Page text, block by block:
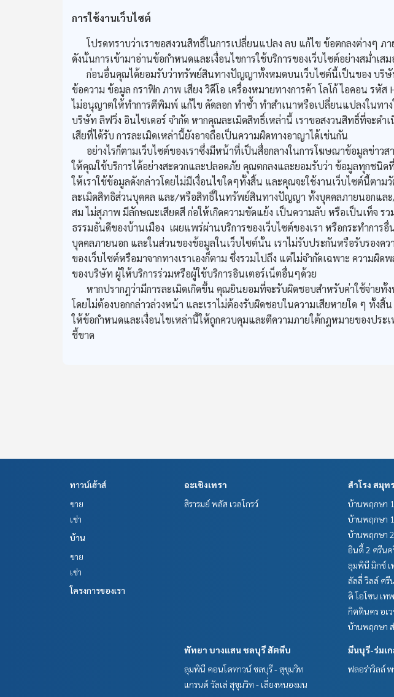
การใช้งานเว็บไซต์
โปรดทราบว่าเราขอสงวนสิทธิ์ในการเปลี่ยนแปลง ลบ แก้ไข ข้อตกลงต่างๆ ภ
ดังนั้นการเข้ามาอ่านข้อกำหนดและเงื่อนไขการใช้บริการของเว็บไซต์อย่างสม่ำเ
ก่อนอื่นคุณได้ยอมรับว่าทรัพย์สินทางปัญญาทั้งหมดบนเว็บไซต์นี้เป็นของ บริษัท
ข้อความ ข้อมูล กราฟิก ภาพ เสียง วิดีโอ เครื่องหมายทางการค้า โลโก้ ไอคอน
ไม่อนุญาตให้ทำการตีพิมพ์ แก้ไข คัดลอก ทำซ้ำ ทำสำเนาหรือเปลี่ยนแปลงในท
บริษัท ลิฟวิ่ง อินไซเดอร์ จำกัด หากคุณละเมิดสิทธิ์เหล่านี้ เราขอสงวนสิทธิ์ที่จะดำ
เสียที่ได้รับ การละเมิดเหล่านี้ยังอาจถือเป็นความผิดทางอาญาได้เช่นกัน
อย่างไรก็ตามเว็บไซต์ของเราซึ่งมีหน้าที่เป็นสื่อกลางในการโฆษณาข้อมูลข่าว
ให้คุณใช้บริการได้อย่างสะดวกและปลอดภัย คุณตกลงและยอมรับว่า ข้อมูลทุกชนิ
ให้เราใช้ข้อมูลดังกล่าวโดยไม่มีเงื่อนไขใดๆทั้งสิ้น และคุณจะใช้งานเว็บไซต์นี้ตา
ละเมิดสิทธิส่วนบุคคล และ/หรือสิทธิ์ในทรัพย์สินทางปัญญา ทั้งบุคคลภายนอกและ
สม ไม่สุภาพ มีลักษณะเสียดสี ก่อให้เกิดความขัดแย้ง เป็นความลับ หรือเป็นเท็จ
ธรรมอันดีของบ้านเมือง เผยแพร่ผ่านบริการของเว็บไซต์ของเรา หรือกระทำกา
บุคคลภายนอก และในส่วนของข้อมูลในเว็บไซต์นั้น เราไม่รับประกันหรือรับรองค
ของเว็บไซต์หรือมาจากทางเราเองก็ตาม ซึ่งรวมไปถึง แต่ไม่จำกัดเฉพาะ ความ
ของบริษัท ผู้ให้บริการร่วมหรือผู้ใช้บริการอินเตอร์เน็ตอื่นๆด้วย
หากปรากฎว่ามีการละเมิดเกิดขึ้น คุณยินยอมที่จะรับผิดชอบสำหรับค่าใช้จ่ายทั้ง
โดยไม่ต้องบอกกล่าวล่วงหน้า และเราไม่ต้องรับผิดชอบในความเสียหายใด ๆ ทั้งสิ้น
ให้ข้อกำหนดและเงื่อนไขเหล่านี้ให้ถูกควบคุมและตีความภายใต้กฎหมายของป
ชี้ขาด
ทาวน์เฮ้าส์
ขาย
เช่า
บ้าน
ขาย
เช่า
โครงการของเรา
ฉะเชิงเทรา
สิรารมย์ พลัส เวลโกรว์
สำโรง สมุท
บ้านพฤกษา
บ้านพฤกษา
บ้านพฤกษา
อินดี้ 2 ศรีนค
ลุมพินี มิกซ์ เ
ลัลลี่ วิลล์ ศรี
ดิ โอโซน เท
กิตตินคร อเ
บ้านพฤกษา ส
พัทยา บางแสน ชลบุรี สัตหีบ
ลุมพินี คอนโดทาวน์ ชลบุรี - สุขุมวิท
แกรนด์ วัลเล่ สุขุมวิท - เลี่ยงหนองมน
มีนบุรี-ร่มเ
ฟลอร่าวิลล์